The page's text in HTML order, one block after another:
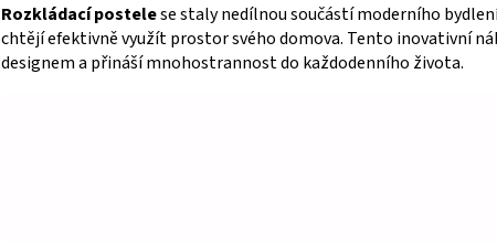
Rozkládací postelese staly nedílnou součástí moderního
chtějí efektivně využít prostor svého domova. Tento inovativní
designem a přináší mnohostrannost do každodenního života.